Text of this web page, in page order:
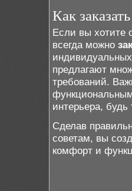
Как
Если вы хотите
всегда можно
предлагают
требований.
интерьера,
Сделав
советам, вы
комфорт и